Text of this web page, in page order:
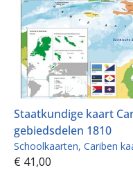
Staatkundige kaart
gebiedsdelen 1810
Schoolkaarten Cariben
€ 41,00